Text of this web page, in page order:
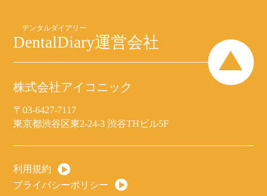
DentalDiary運営会社
株式会社アイコニック
〒03-6427-7117
東京都渋谷区東2-24-3 渋谷THビル5F
利用規約
プライバシーポリシー